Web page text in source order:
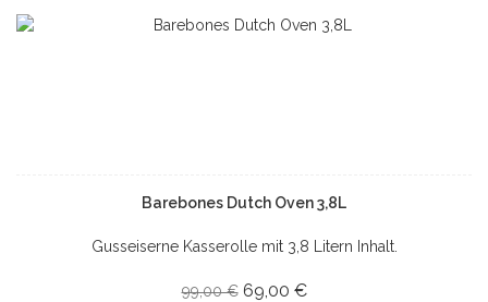
Barebones Dutch Oven 3,8L
Gusseiserne Kasserolle mit 3,8 Litern Inhalt.
99,00 € 69,00 €